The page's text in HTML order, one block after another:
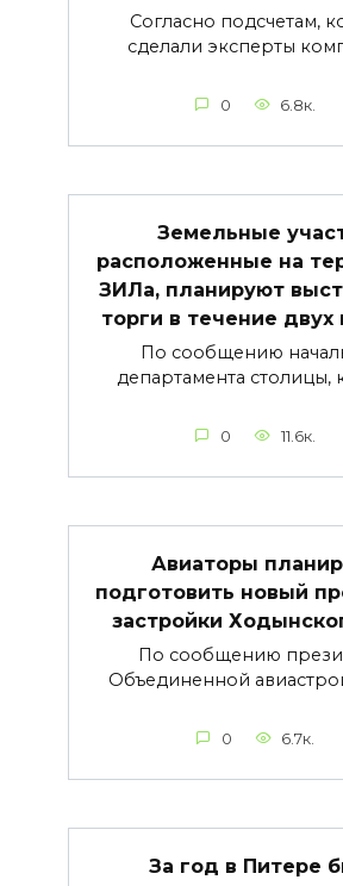
Согласно подсчетам,
сделали эксперты
0 6.8к.
Земельные
расположенные на
ЗИЛа, планируют
торги в течение двух
По сообщению
департамента столицы,
0 11.6к.
Авиаторы
подготовить новый
застройки
По сообщению
Объединенной
0 6.7к.
За год в Питере